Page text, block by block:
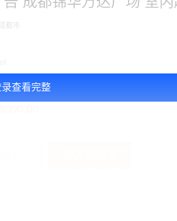
录查看完整
都市
事项：以上：2周的价格，媒体规格：7.1*3.1=22.01㎡